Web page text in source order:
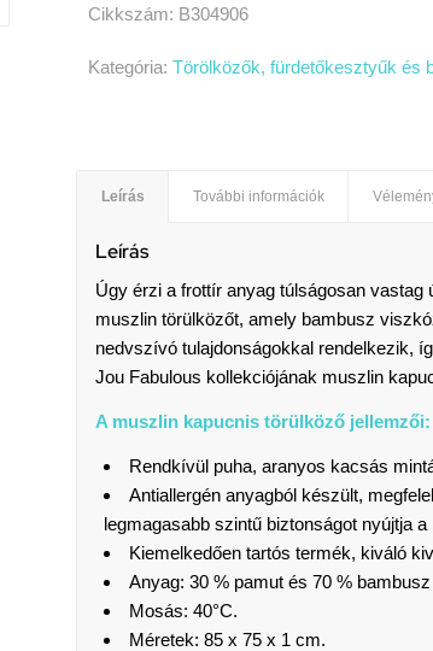
Cikkszám: B304906
Kategória: Törölközők, fürdetőkesztyűk és
Leírás További információk
Leírás
Úgy érzi a frottír anyag túlságosan vastag
muszlin törülközőt, amely bambusz
nedvszívó tulajdonságokkal rendelkezik,
Jou Fabulous kollekciójának muszlin
A muszlin kapucnis törülköző jellemzői:
Rendkívül puha, aranyos kacsás
Antiallergén anyagból készült,
legmagasabb szintű biztonságot nyújtja
Kiemelkedően tartós termék, kiváló
Anyag: 30 % pamut és 70 %
Mosás: 40°C.
Méretek: 85 x 75 x 1 cm.